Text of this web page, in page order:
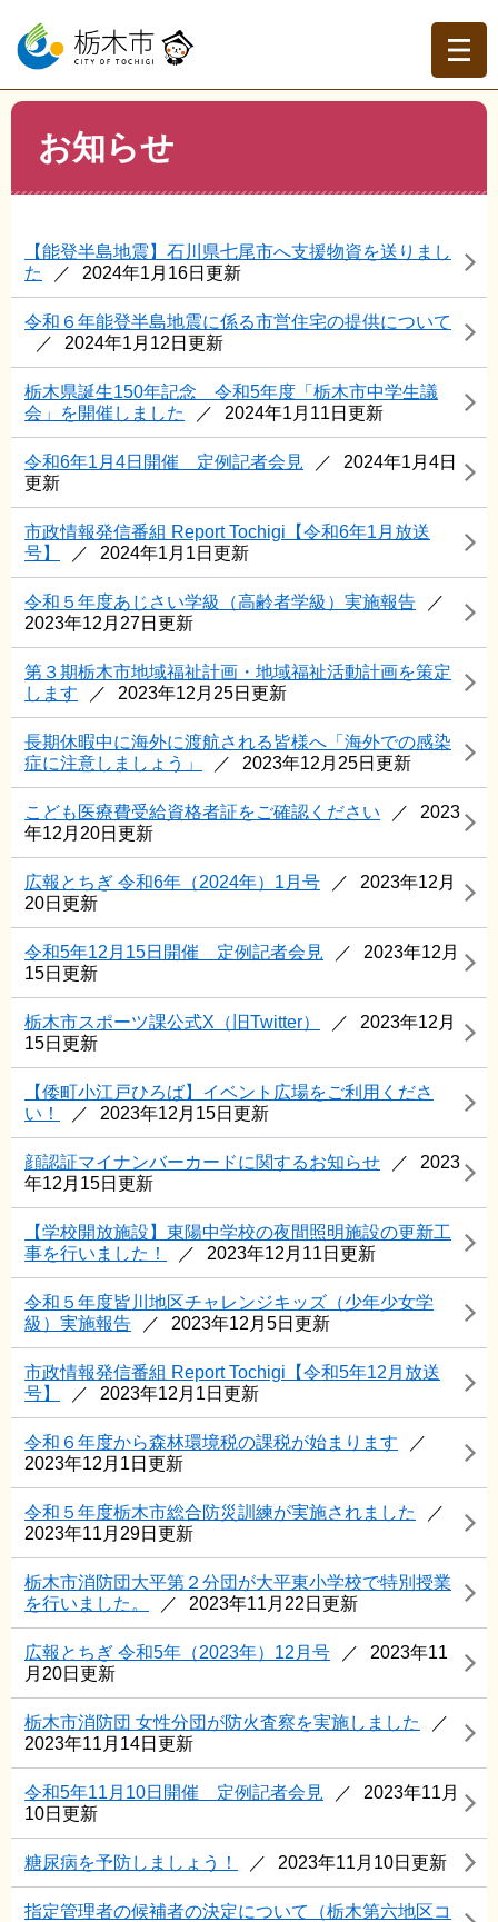
ー
の
先
ニ
ー
を
トップページ >お知らせ
お知らせ
【能登半島地震】石川県七尾市へ支援物資を送りまし
た
2024年1月16日更新
令和６年能登半島地震に係る市営住宅の提供について
2024年1月12日更新
栃木県誕生150年記念 令和5年度「栃木市中学生議
会」を開催しました
2024年1月11日更新
令和6年1月4日開催 定例記者会見
2024年1月4日
更新
市政情報発信番組 Report Tochigi【令和6年1月放送
号】
2024年1月1日更新
令和５年度あじさい学級（高齢者学級）実施報告
2023年12月27日更新
第３期栃木市地域福祉計画・地域福祉活動計画を策定
します
2023年12月25日更新
長期休暇中に海外に渡航される皆様へ「海外での感染
症に注意しましょう」
2023年12月25日更新
こども医療費受給資格者証をご確認ください
2023
年12月20日更新
広報とちぎ 令和6年（2024年）1月号
2023年12月
20日更新
令和5年12月15日開催 定例記者会見
2023年12月
15日更新
栃木市スポーツ課公式X（旧Twitter）
2023年12月
15日更新
【倭町小江戸ひろば】イベント広場をご利用くださ
い！
2023年12月15日更新
顔認証マイナンバーカードに関するお知らせ
2023
年12月15日更新
【学校開放施設】東陽中学校の夜間照明施設の更新工
事を行いました！
2023年12月11日更新
令和５年度皆川地区チャレンジキッズ（少年少女学
級）実施報告
2023年12月5日更新
市政情報発信番組 Report Tochigi【令和5年12月放送
号】
2023年12月1日更新
令和６年度から森林環境税の課税が始まります
2023年12月1日更新
令和５年度栃木市総合防災訓練が実施されました
2023年11月29日更新
栃木市消防団大平第２分団が大平東小学校で特別授業
を行いました。
2023年11月22日更新
広報とちぎ 令和5年（2023年）12月号
2023年11
月20日更新
栃木市消防団 女性分団が防火査察を実施しました
2023年11月14日更新
令和5年11月10日開催 定例記者会見
2023年11月
10日更新
糖尿病を予防しましょう！ 2023年11月10日更新
指定管理者の候補者の決定について（栃木第六地区コ